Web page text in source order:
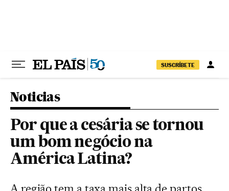
SUSCRÍBETE
Noticias
Por que a cesária se tornou
um bom negócio na
América Latina?